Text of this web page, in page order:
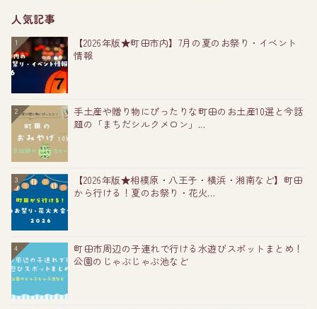
人気記事
1
【2026年版★町田市内】7月の夏のお祭り・イベント
情報
2
手土産や贈り物にぴったりな町田のお土産10選と今話
題の「まちだシルクメロン」...
3
【2026年版★相模原・八王子・横浜・湘南など】町田
から行ける！夏のお祭り・花火...
4
町田市周辺の子連れで行ける水遊びスポットまとめ！
公園のじゃぶじゃぶ池など